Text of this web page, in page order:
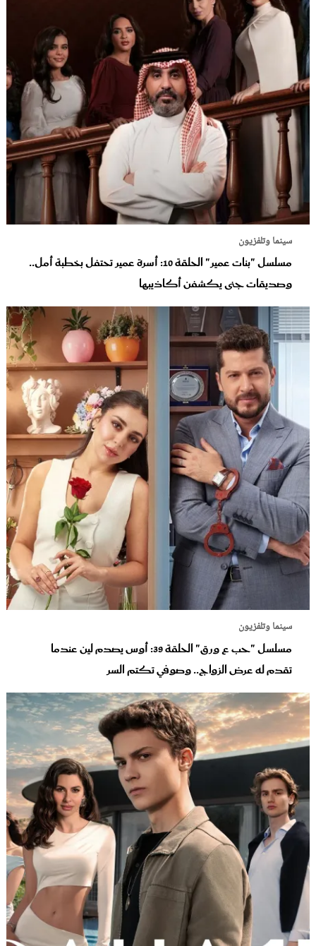
سينما وتلفزيون
مسلسل "بنات عمير" الحلقة 10: أسرة عمير تحتفل بخطبة أمل..
وصديقات جنى يكشفن أكاذيبها
سينما وتلفزيون
مسلسل "حب ع ورق" الحلقة 39: أوس يصدم لين عندما
تقدم له عرض الزواج.. وصوفي تكتم السر